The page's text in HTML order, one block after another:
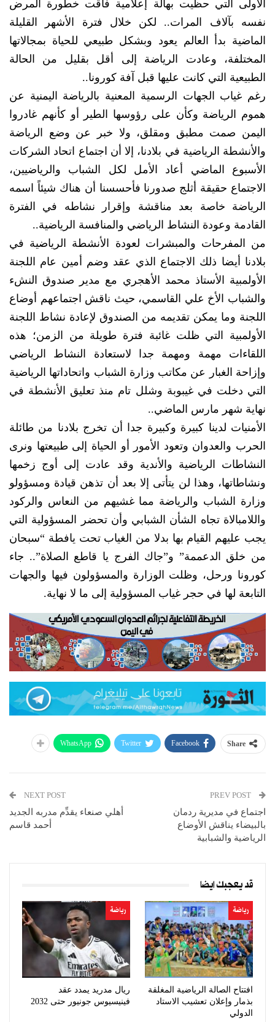
الأولى التي حظيت بهالة إعلامية فاقت خطورة المرض
نفسه بآلاف المرات.. لكن خلال فترة الأشهر القليلة
الماضية بدأ العالم يعود وبشكل طبيعي للحياة بمجالاتها
المختلفة، وعادت الرياضة إلى أقل بقليل من الحالة
الطبيعية التي كانت عليها قبل آفة كورونا..
رغم غياب الجهات الرسمية المعنية بالرياضة اليمنية عن
هموم الرياضة وكأن على رؤوسها الطير أو كأنهم غادروا
اليمن صمت مطبق ومقلق، ولا خبر عن وضع الرياضة
والأنشطة الرياضية في بلادنا، إلا أن اجتماع اتحاد الشركات
الأسبوع الماضي أعاد الأمل لكل الشباب والرياضيين،
الاجتماع حقيقة أثلج صدورنا فأحسسنا أن هناك شيئاً اسمه
الرياضة خاصة بعد مناقشة وإقرار نشاطه في الفترة
القادمة وعودة النشاط الرياضي والمنافسة الرياضية..
من المفرحات والمبشرات لعودة الأنشطة الرياضية في
بلادنا أيضا ذلك الاجتماع الذي عقد وضم أمين عام اللجنة
الأولمبية الأستاذ محمد الأهجري مع مدير صندوق النشء
والشباب الأخ علي القاسمي، حيث ناقش اجتماعهم أوضاع
اللجنة وما يمكن تقديمه من الصندوق لإعادة نشاط اللجنة
الأولمبية التي ظلت غائبة فترة طويلة من الزمن؛ هذه
اللقاءات مهمة ومهمة جدا لاستعادة النشاط الرياضي
وإزاحة الغبار عن مكاتب وزارة الشباب واتحاداتها الرياضية
التي دخلت في غيبوبة وشلل تام منذ تعليق الأنشطة في
نهاية شهر مارس الماضي..
الأمنيات لدينا كبيرة وكبيرة جدا أن تخرج بلادنا من طائلة
الحرب والعدوان وتعود الأمور أو الحياة إلى طبيعتها ونرى
النشاطات الرياضية والأندية وقد عادت إلى أوج زخمها
ونشاطاتها، وهذا لن يتأتى إلا بعد أن تذهن قيادة ومسؤولو
وزارة الشباب والرياضة مما غشيهم من النعاس والركود
واللامبالاة تجاه الشأن الشبابي وأن تحضر المسؤولية التي
يجب عليهم القيام بها بدلا من الغياب تحت يافطة “سبحان
من خلق الدعممة” و”جاك الفرج يا قاطع الصلاة”.. جاء
كورونا ورحل، وظلت الوزارة والمسؤولون فيها والجهات
التابعة لها في حجر غياب المسؤولية إلى ما لا نهاية.
Share
Facebook
Twitter
WhatsApp
اجتماع في مديرية ردمان
بالبيضاء يناقش الأوضاع
الرياضية والشبابية
NEXT POST
أهلي صنعاء يقدِّم مدربه الجديد
أحمد قاسم
قد يعجبك ايضا
رياضة
افتتاح الصالة الرياضية المغلقة
بذمار وإعلان تعشيب الاستاد
الدولي
رياضة
ريال مدريد يمدد عقد
فينيسيوس جونيور حتى 2032